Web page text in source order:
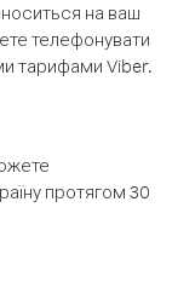
на ваш
телефонувати
тарифами Viber.
протягом 30